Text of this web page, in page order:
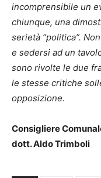
incomprensibile un
chiunque, una
serietà “politica”.
e sedersi ad un
sono rivolte le due
le stesse critiche
opposizione.
Consigliere
dott. Aldo Trimboli